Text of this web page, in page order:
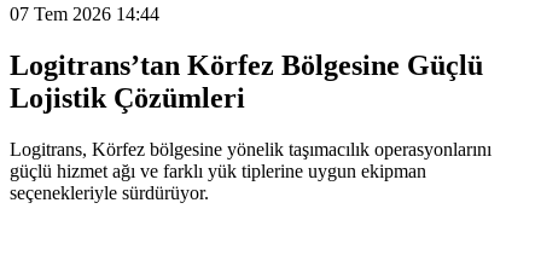
07 Tem 2026 14:44
Logitrans’tan Körfez Bölgesine Güçlü
Lojistik Çözümleri
Logitrans, Körfez bölgesine yönelik taşımacılık operasyonlarını
güçlü hizmet ağı ve farklı yük tiplerine uygun ekipman
seçenekleriyle sürdürüyor.